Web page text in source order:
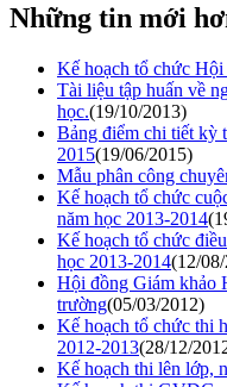
Những tin mới
Kế hoạch tổ chức
Tài liệu tập huấn về
học.(19/10/2013)
Bảng điểm chi tiết kỳ
2015(19/06/2015)
Mẫu phân công
Kế hoạch tổ chức
năm học 2013-2014
Kế hoạch tổ chức
học 2013-2014(12/
Hội đồng Giám khảo
trường(05/03/2012)
Kế hoạch tổ chức thi
2012-2013(28/12/
Kế hoạch thi lên lớp,